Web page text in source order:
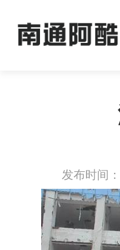
发布时间